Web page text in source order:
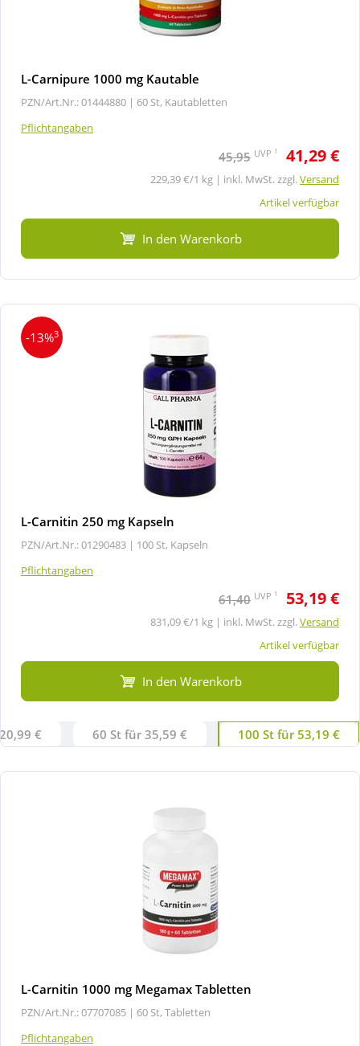
L-Carnipure 1000 mg Kautable
PZN/Art.Nr.: 01444880 | 60 St, Kautabletten
Pflichtangaben
45,95 UVP 1 41,29 €
229,39 €/1 kg | inkl. MwSt. zzgl.Versand
Artikel verfügbar
In den Warenkorb
-13%3
L-Carnitin 250 mg Kapseln
PZN/Art.Nr.: 01290483 | 100 St, Kapseln
Pflichtangaben
61,40 UVP 1 53,19 €
831,09 €/1 kg | inkl. MwSt. zzgl.Versand
Artikel verfügbar
In den Warenkorb
€ 60 St für 35,59 € 100 St für 53,19 €
L-Carnitin 1000 mg Megamax Tabletten
PZN/Art.Nr.: 07707085 | 60 St, Tabletten
Pflichtangaben